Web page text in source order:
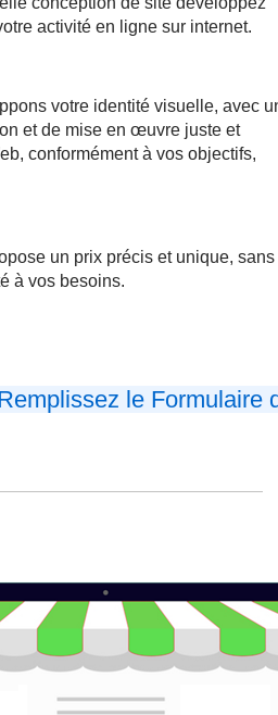
activité en ligne sur internet.
votre identité visuelle, avec
et de mise en œuvre juste et
conformément à vos objectifs,
un prix précis et unique, sans
à vos besoins.
le Formulaire